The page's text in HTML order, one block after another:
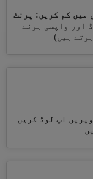
میں کم کریں: پرنٹ
اور واپسی ہونے
ہیں)
اپ لوڈ کریں